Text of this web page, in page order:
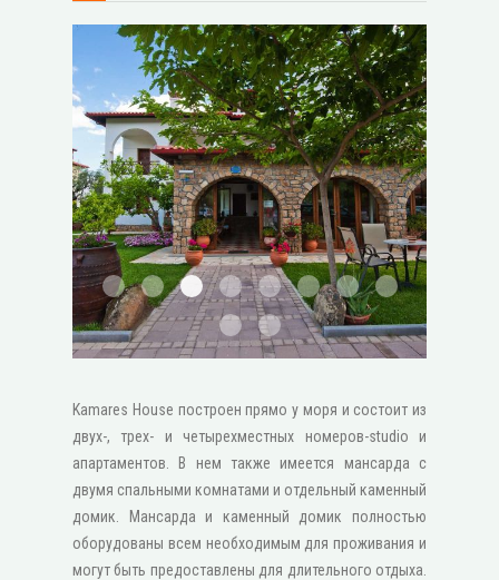
1 2 3 4 5 6 111 2 1600x1200
STV20461 1600x1200
Kamares House построен прямо у моря и состоит из
двух-, трех- и четырехместных номеров-studio и
апартаментов. В нем также имеется мансарда с
двумя спальными комнатами и отдельный каменный
домик. Мансарда и каменный домик полностью
оборудованы всем необходимым для проживания и
могут быть предоставлены для длительного отдыха.